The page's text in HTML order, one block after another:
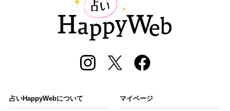
占いHappyWebについて マイページ